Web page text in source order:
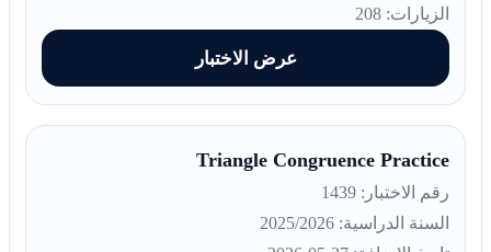
الزيارات: 208
عرض الاختبار
Triangle Congruence Practice
رقم الاختبار: 1439
السنة الدراسية: 2025/2026